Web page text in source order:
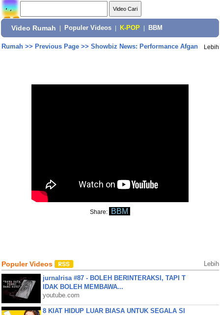
Video Rumah Populer Videos K-POP BBM
Rumah>> Previous Page>> Showbiz News: Performance Afgan Lebih
Share: BBM
Populer Videos Lebih
jurnalrisa #87 - BOLEH BERINTERAKSI, TAPI T
IDAK BOLEH MEMBAWA...
youtube.com
8 KIAT HIDUP LUAR BIASA UNTUK SEGALA SI